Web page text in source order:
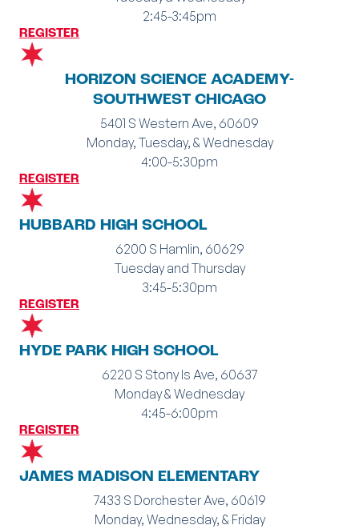
2:45-3:45pm
REGISTER
HORIZON SCIENCE ACADEMY-
SOUTHWEST CHICAGO
5401 S Western Ave, 60609
Monday, Tuesday, & Wednesday
4:00-5:30pm
REGISTER
HUBBARD HIGH SCHOOL
6200 S Hamlin, 60629
Tuesday and Thursday
3:45-5:30pm
REGISTER
HYDE PARK HIGH SCHOOL
6220 S Stony Is Ave, 60637
Monday & Wednesday
4:45-6:00pm
REGISTER
JAMES MADISON ELEMENTARY
7433 S Dorchester Ave, 60619
Monday, Wednesday, & Friday